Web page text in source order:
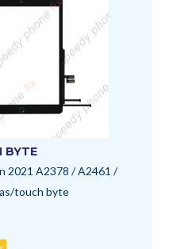
BYTE
2021 A2378 / A2461 /
touch byte